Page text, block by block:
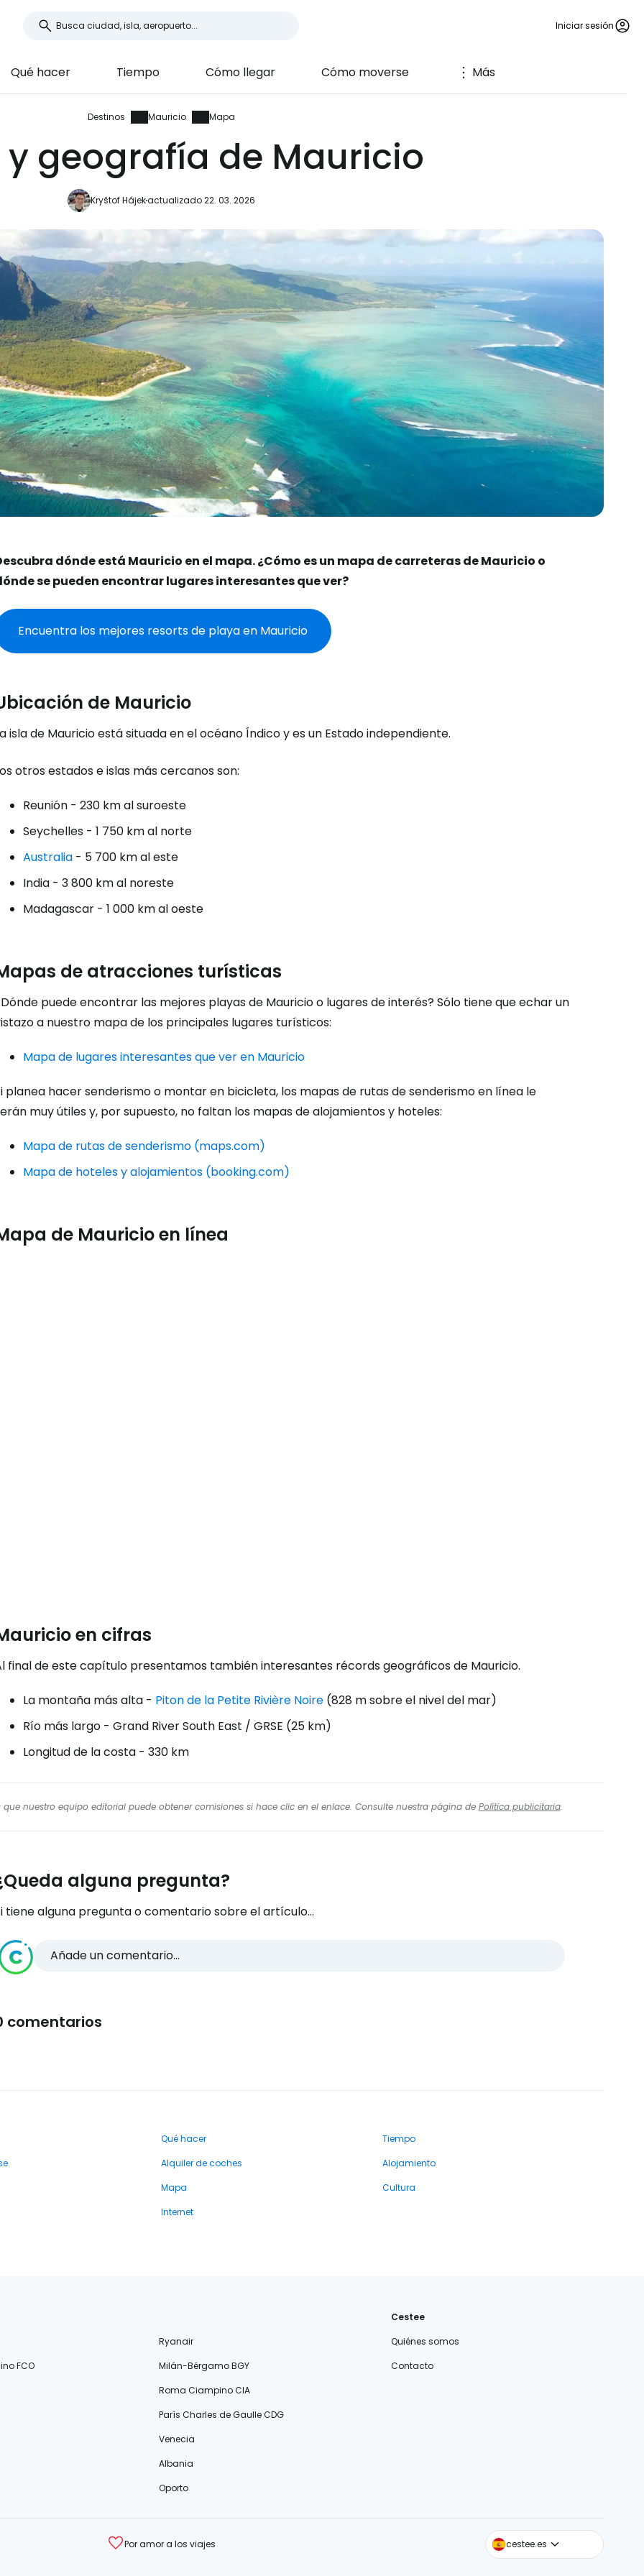
Iniciar sesión
Qué hacer Tiempo Cómo llegar Cómo moverse Más
Destinos Mauricio Mapa
geografía de Mauricio
Kryštof Hájekactualizado 22. 03. 2026
dónde está Mauricio en el mapa. ¿Cómo es un mapa de carreteras de Mauricio o
se pueden encontrar lugares interesantes que ver?
Encuentra los mejores resorts de playa en Mauricio
de Mauricio
isla de Mauricio está situada en el océano Índico y es un Estado independiente.
otros estados e islas más cercanos son:
Reunión - 230 km al suroeste
Seychelles - 1 750 km al norte
Australia - 5 700 km al este
India - 3 800 km al noreste
Madagascar - 1 000 km al oeste
de atracciones turísticas
puede encontrar las mejores playas de Mauricio o lugares de interés? Sólo tiene que echar un
a nuestro mapa de los principales lugares turísticos:
Mapa de lugares interesantes que ver en Mauricio
planea hacer senderismo o montar en bicicleta, los mapas de rutas de senderismo en línea le
muy útiles y, por supuesto, no faltan los mapas de alojamientos y hoteles:
Mapa de rutas de senderismo (maps.com)
Mapa de hoteles y alojamientos (booking.com)
de Mauricio en línea
en cifras
final de este capítulo presentamos también interesantes récords geográficos de Mauricio.
La montaña más alta - Piton de la Petite Rivière Noire (828 m sobre el nivel del mar)
Río más largo - Grand River South East / GRSE (25 km)
Longitud de la costa - 330 km
nuestro equipo editorial puede obtener comisiones si hace clic en el enlace. Consulte nuestra página de Política publicitaria.
alguna pregunta?
tiene alguna pregunta o comentario sobre el artículo...
Añade un comentario...
comentarios
Qué hacer
Tiempo
Alquiler de coches
Alojamiento
Mapa
Cultura
Internet
Ryanair
FCO
Milán-Bérgamo BGY
Roma Ciampino CIA
París Charles de Gaulle CDG
Venecia
Albania
Oporto
Cestee
Quiénes somos
Contacto
Por amor a los viajes cestee.es
cestee.com
cestee.sk
Iniciar sesión en Cestee
Continuar con Google